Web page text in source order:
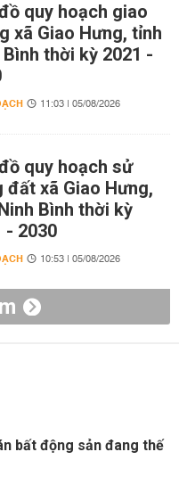
quy hoạch giao
xã Giao Hưng, tỉnh
Bình thời kỳ 2021 -
11:03 | 05/08/2026
quy hoạch sử
đất xã Giao Hưng,
Bình thời kỳ
- 2030
10:53 | 05/08/2026
bất động sản đang thế